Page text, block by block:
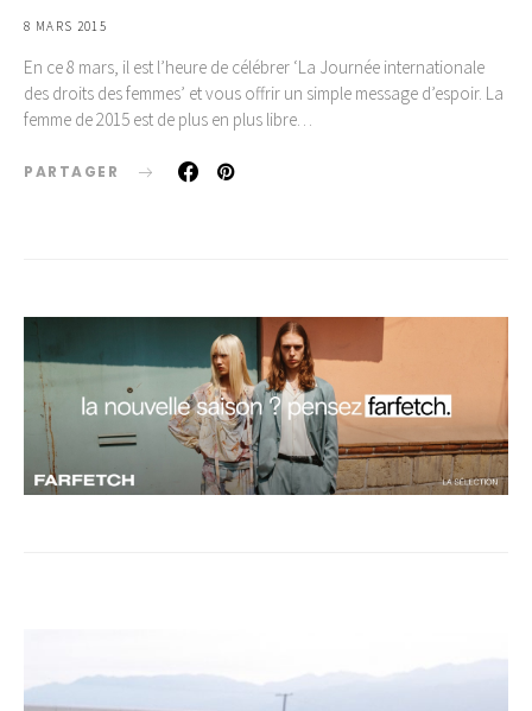
8 MARS 2015
En ce 8 mars, il est l’heure de célébrer ‘La Journée internationale
des droits des femmes’ et vous offrir un simple message d’espoir. La
femme de 2015 est de plus en plus libre…
PARTAGER